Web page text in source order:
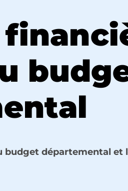
budget départemental